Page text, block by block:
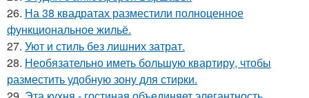
26. На 38 квадратах разместили полноценное
функциональное жильё.
27. Уют и стиль без лишних затрат.
28. Необязательно иметь большую квартиру, чтобы
разместить удобную зону для стирки.